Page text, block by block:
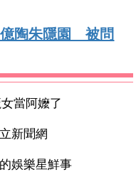
陶朱隱園 被問
當阿嬤了
新聞網
娛樂星鮮事